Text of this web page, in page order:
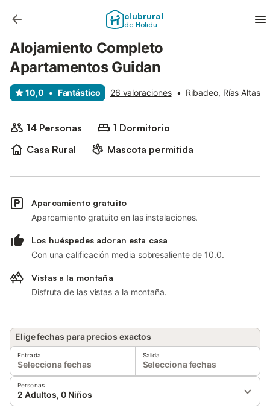
clubrural
de Holidu
Alojamiento Completo
Apartamentos Guidan
10,0 • Fantástico 26 valoraciones • Ribadeo, Rías Altas
14 Personas
1 Dormitorio
Casa Rural
Mascota permitida
Aparcamiento gratuito
Aparcamiento gratuito en las instalaciones.
Los huéspedes adoran esta casa
Con una calificación media sobresaliente de 10.0.
Vistas a la montaña
Disfruta de las vistas a la montaña.
Elige fechas para precios exactos
Entrada
Selecciona fechas
Salida
Selecciona fechas
Personas
2 Adultos, 0 Niños